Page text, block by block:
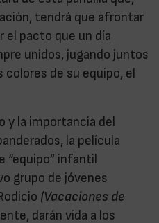
tendrá que afrontar
el pacto que un día
unidos, jugando juntos
de su equipo, el
y la importancia del
la película
infantil
grupo de jóvenes
(Vacaciones de
darán vida a los